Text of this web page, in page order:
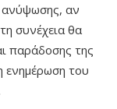
ανύψωσης, αν
συνέχεια θα
παράδοσης της
ενημέρωση του